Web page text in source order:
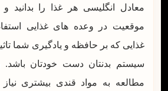
معادل انگلیسی هر غذا را بدانید
موقعیت در وعده های غذایی
غذایی که بر حافظه و یادگیری شما
سیستم بدنتان دست خودتان باشد.
مطالعه به مواد قندی بیشتری نیاز